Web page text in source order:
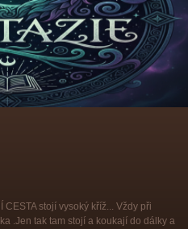
stojí vysoký kříž... Vždy při
.Jen tak tam stojí a koukají do dálky a